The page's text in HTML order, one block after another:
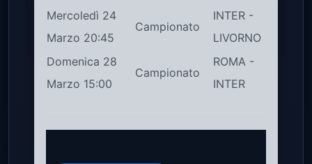
Mercoledì 24
Marzo 20:45
Campionato
INTER -
LIVORNO
Domenica 28
Marzo 15:00
Campionato
ROMA -
INTER